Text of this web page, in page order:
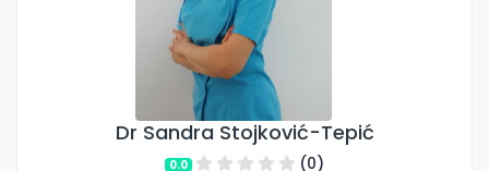
Dr Sandra Stojković-Tepić
0.0 (0)